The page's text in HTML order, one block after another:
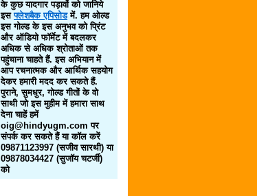
के कुछ यादगार पड़ावों को जानिये
इसफ्लेशबैक एपिसोडमें. हम ओल्ड
इस गोल्ड के इस अनुभव को प्रिंट
और ऑडियो फॉर्मेट में बदलकर
अधिक से अधिक श्रोताओं तक
पहुंचाना चाहते हैं. इस अभियान में
आप रचनात्मक और आर्थिक सहयोग
देकर हमारी मदद कर सकते हैं.
पुराने, सुमधुर, गोल्ड गीतों के वो
साथी जो इस मुहीम में हमारा साथ
देना चाहें हमें
oig@hindyugm.com पर
संपर्क कर सकते हैं या कॉल करें
09871123997 (सजीव सारथी) या
09878034427 (सुजॉय चटर्जी)
को